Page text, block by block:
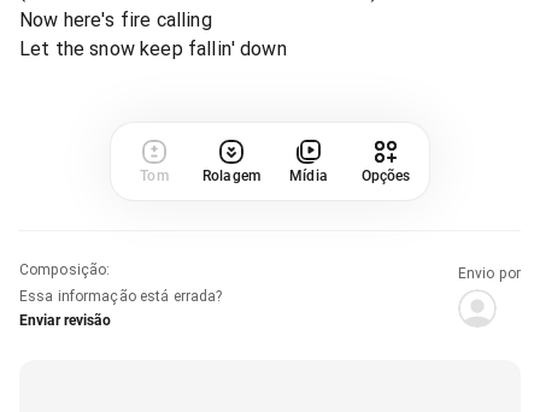
Now here's fire calling
Let the snow keep fallin' down
Tom Rolagem Mídia Opções
Composição:
Essa informação está errada?
Enviar revisão
Envio por